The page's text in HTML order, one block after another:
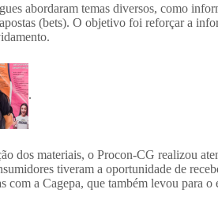
abordaram temas diversos, como
(bets). O objetivo foi reforçar a
.
dos materiais, o Procon-CG realizou
tiveram a oportunidade de
com a Cagepa, que também levou para o